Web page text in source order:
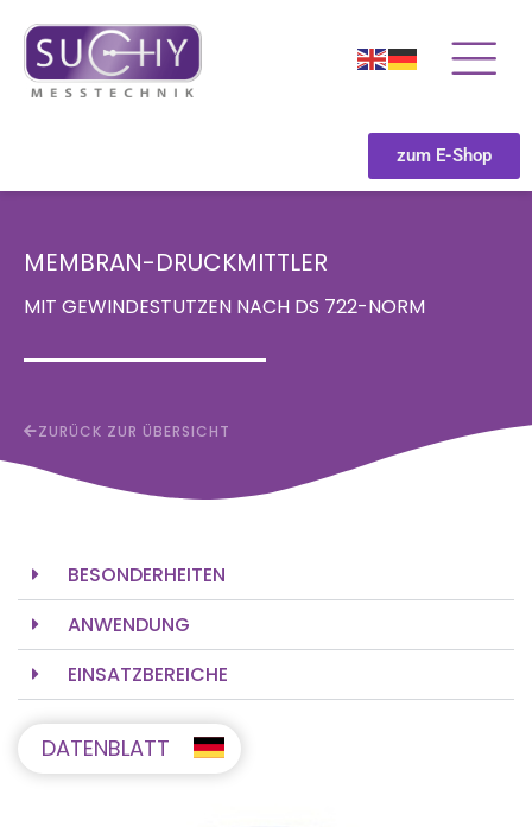
zum E-Shop
MEMBRAN-DRUCKMITTLER
MIT GEWINDESTUTZEN NACH DS 722-NORM
ZURÜCK ZUR ÜBERSICHT
BESONDERHEITEN
ANWENDUNG
EINSATZBEREICHE
DATENBLATT